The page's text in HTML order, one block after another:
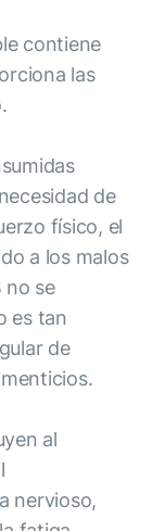
contiene
las
de
físico, el
a los malos
no se
es tan
de
al
nervioso,